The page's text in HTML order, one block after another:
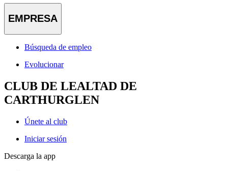
EMPRESA
Búsqueda de empleo
Evolucionar
CLUB DE LEALTAD DE
CARTHURGLEN
Únete al club
Iniciar sesión
Descarga la app